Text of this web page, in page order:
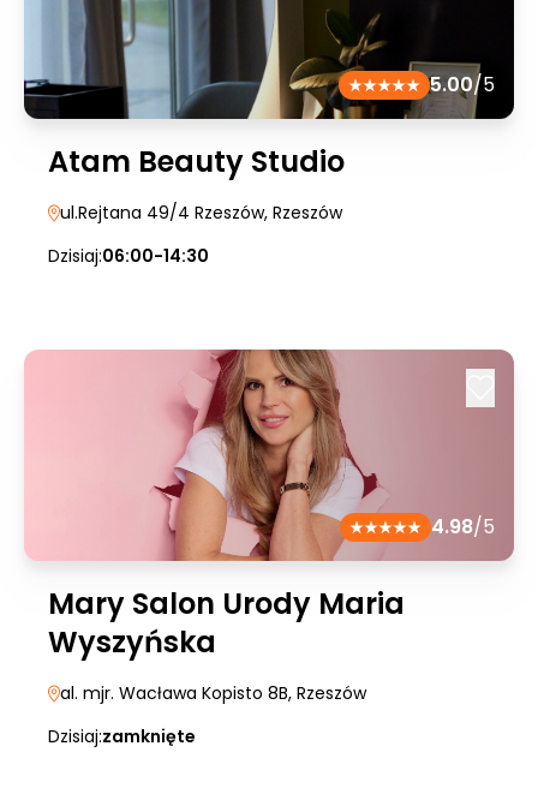
5.00/5
Atam Beauty Studio
ul.Rejtana 49/4 Rzeszów, Rzeszów
Dzisiaj:06:00-14:30
4.98/5
Mary Salon Urody Maria
Wyszyńska
al. mjr. Wacława Kopisto 8B, Rzeszów
Dzisiaj:zamknięte